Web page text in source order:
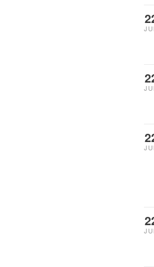
JUL
JUL
JUL
JUL